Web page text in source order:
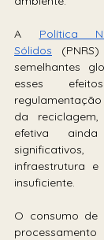
A Política
Sólidos
semelhantes
esses
da
efetiva
infraestrutura
insuficiente.
O consumo de